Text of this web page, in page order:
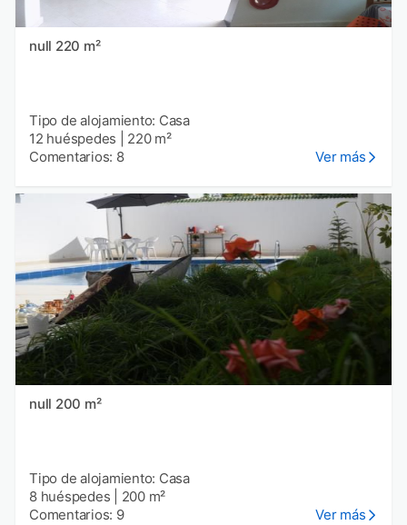
null 220 m²
Tipo de alojamiento: Casa
12 huéspedes
220 m²
Comentarios: 8
Ver más
null 200 m²
Tipo de alojamiento: Casa
8 huéspedes
200 m²
Comentarios: 9
Ver más